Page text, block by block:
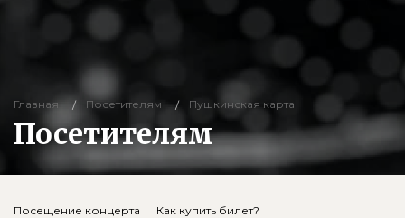
Главная Посетителям Пушкинская карта
Посетителям
Посещение концерта
Как купить билет?